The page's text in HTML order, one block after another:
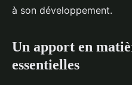
à son développement.
Un apport en
essentielles